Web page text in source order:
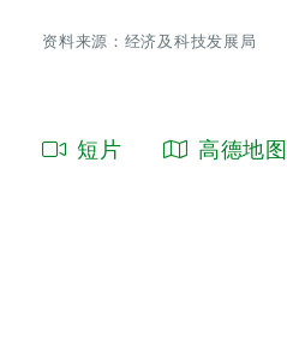
资料来源：经济及科技发展局
短片 高德地图